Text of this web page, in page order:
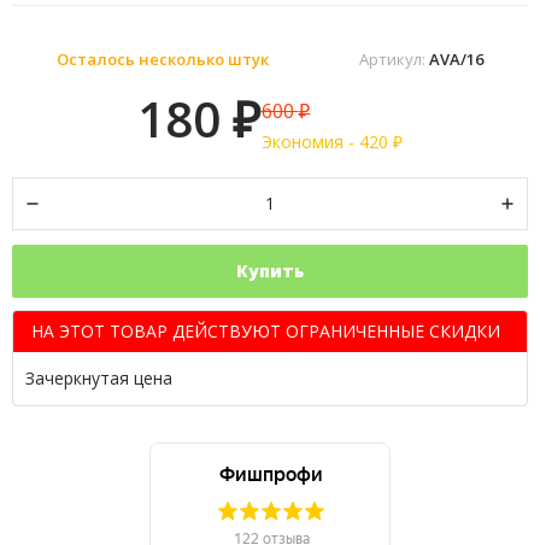
Артикул: AVA/16
Осталось несколько штук
180 ₽600₽
Экономия - 420 ₽
Купить
НА ЭТОТ ТОВАР ДЕЙСТВУЮТ ОГРАНИЧЕННЫЕ СКИДКИ
Зачеркнутая цена